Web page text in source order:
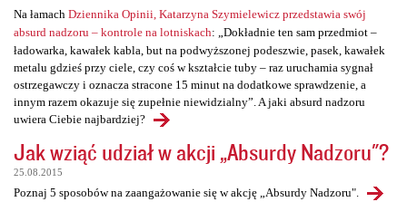
Na łamach Dziennika Opinii, Katarzyna Szymielewicz przedstawia swój
absurd nadzoru – kontrole na lotniskach: „Dokładnie ten sam przedmiot –
ładowarka, kawałek kabla, but na podwyższonej podeszwie, pasek, kawałek
metalu gdzieś przy ciele, czy coś w kształcie tuby – raz uruchamia sygnał
ostrzegawczy i oznacza stracone 15 minut na dodatkowe sprawdzenie, a
innym razem okazuje się zupełnie niewidzialny”. A jaki absurd nadzoru
uwiera Ciebie najbardziej?
Jak wziąć udział w akcji „Absurdy Nadzoru"?
25.08.2015
Poznaj 5 sposobów na zaangażowanie się w akcję „Absurdy Nadzoru".